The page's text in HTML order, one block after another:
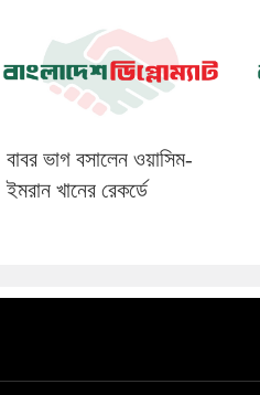
বাবর ভাগ বসালেন ওয়াসিম-
ইমরান খানের রেকর্ডে